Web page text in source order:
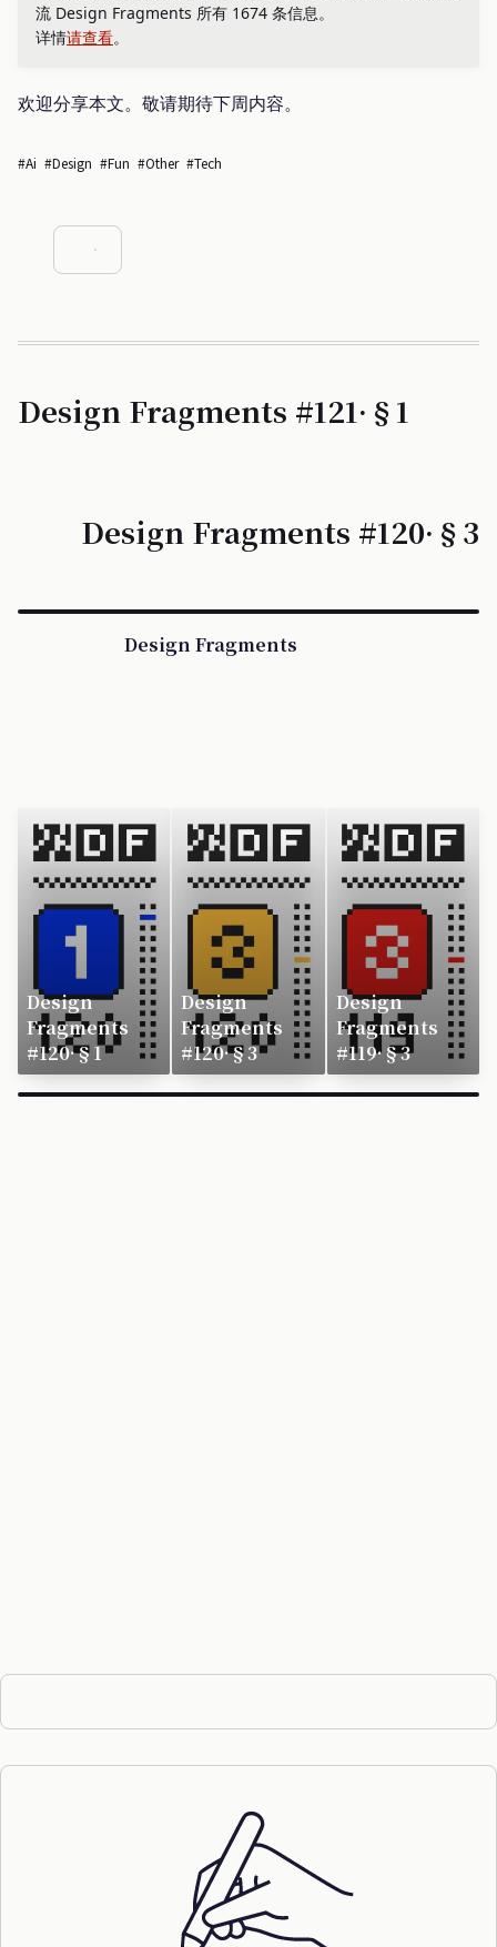
流 Design Fragments 所有 1674 条信息。
详情请查看。
欢迎分享本文。敬请期待下周内容。
#ai #design #fun #other #tech
Design Fragments #121·§1
Design Fragments #120·§3
Design Fragments
Design
Fragments
#120·§1
Design
Fragments
#120·§3
Design
Fragments
#119·§3